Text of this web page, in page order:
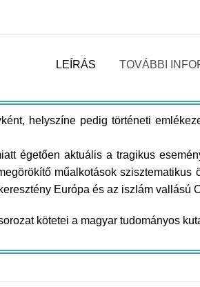
LEÍRÁS TOVÁBBI
helyszíne pedig történeti
égetően aktuális a tragikus
műalkotások
Európa és az iszlám
kötetei a magyar tudományos